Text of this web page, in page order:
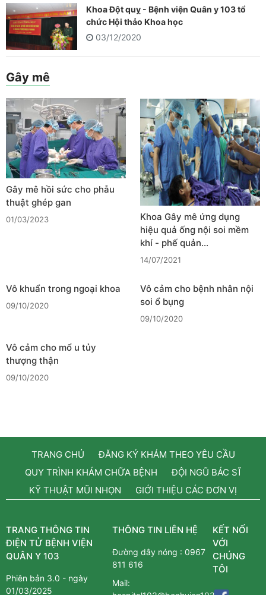
Khoa Đột quỵ - Bệnh viện Quân y 103 tổ
chức Hội thảo Khoa học
03/12/2020
Gây mê
Gây mê hồi sức cho phẫu
thuật ghép gan
01/03/2023
Khoa Gây mê ứng dụng
hiệu quả ống nội soi mềm
khí - phế quản…
14/07/2021
Vô khuẩn trong ngoại khoa
09/10/2020
Vô cảm cho bệnh nhân nội
soi ổ bụng
09/10/2020
Vô cảm cho mổ u tủy
thượng thận
09/10/2020
TRANG CHỦ
ĐĂNG KÝ KHÁM THEO YÊU CẦU
QUY TRÌNH KHÁM CHỮA BỆNH
ĐỘI NGŨ BÁC SĨ
KỸ THUẬT MŨI NHỌN
GIỚI THIỆU CÁC ĐƠN VỊ
TRANG THÔNG TIN
ĐIỆN TỬ BỆNH VIỆN
QUÂN Y 103
Phiên bản 3.0 - ngày
01/03/2025
THÔNG TIN LIÊN HỆ
Đường dây nóng :0967
811 616
Mail:
KẾT NỐI
VỚI
CHÚNG
TÔI